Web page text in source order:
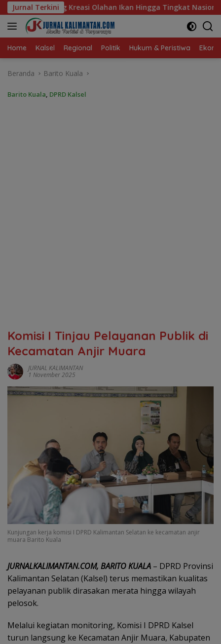
Langsung
ke
konten
Jurnal Terkini
Ikan Hingga Tingkat Nasional Pada Lomba Masak Serba Ikan
Home Kalsel Regional Politik Hukum & Peristiwa
Beranda Barito Kuala
Barito Kuala, DPRD Kalsel
‎Komisi I Tinjau Pelayanan Publik di
Kecamatan Anjir Muara
JURNAL KALIMANTAN
1 November 2025
Kunjungan kerja komisi I DPRD Kalimantan Selatan ke kecamatan anjir
muara Barito Kuala
JURNALKALIMANTAN.COM, BARITO KUALA – DPRD Provinsi
Kalimantan Selatan (Kalsel) terus memastikan kualitas
pelayanan publik dirasakan merata hingga wilayah
pelosok.
Melalui kegiatan monitoring, Komisi I DPRD Kalsel
turun langsung ke Kecamatan Anjir Muara, Kabupaten